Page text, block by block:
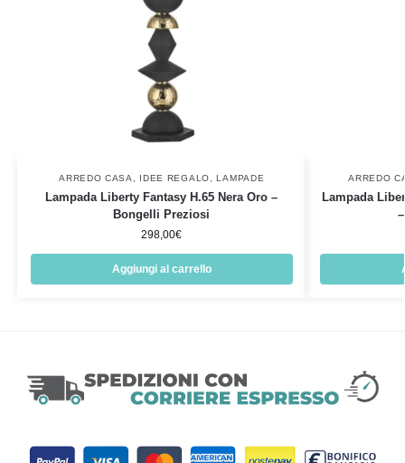
ARREDO CASA IDEE REGALO ,LAMPADE
Lampada Liberty Fantasy H.65 Nera Oro –
Bongelli Preziosi
298,00€
Aggiungi al carrello
ARREDO
Lampada